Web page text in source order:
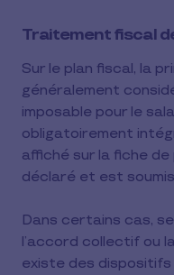
Traitement fiscal
Sur le plan fiscal, la
généralement
imposable pour le
obligatoirement
affiché sur la fiche
déclaré et est soumis
Dans certains cas,
l’accord collectif ou
existe des dispositifs